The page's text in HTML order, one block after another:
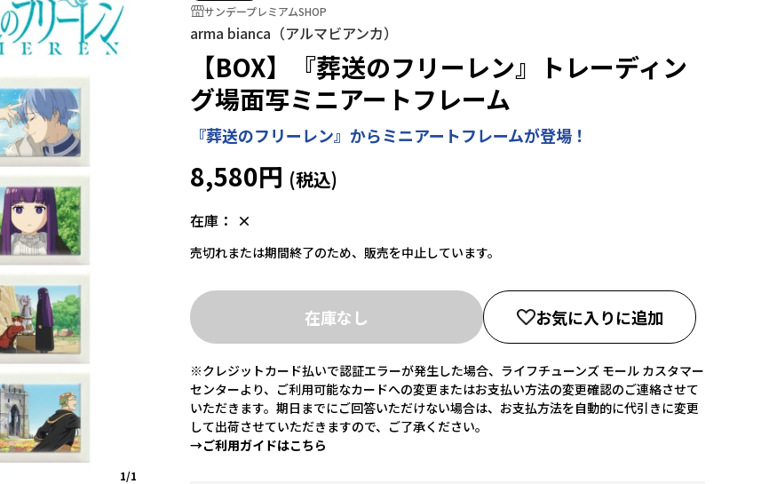
1/1
サンデープレミアムSHOP
arma bianca（アルマビアンカ）
【BOX】『葬送のフリーレン』トレーディン
グ場面写ミニアートフレーム
『葬送のフリーレン』からミニアートフレームが登場！
8,580円
在庫： ×
売切れまたは期間終了のため、販売を中止しています。
在庫なし お気に入りに追加
※クレジットカード払いで認証エラーが発生した場合、ライフチューンズ モール カスタマー
センターより、ご利用可能なカードへの変更またはお支払い方法の変更確認のご連絡させて
いただきます。期日までにご回答いただけない場合は、お支払方法を自動的に代引きに変更
して出荷させていただきますので、ご了承ください。
→ご利用ガイドはこちら